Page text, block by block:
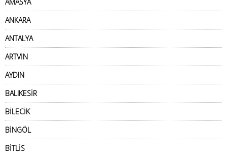
ANKARA
ANTALYA
ARTVİN
AYDIN
BALIKESİR
BİLECİK
BİNGÖL
BİTLİS